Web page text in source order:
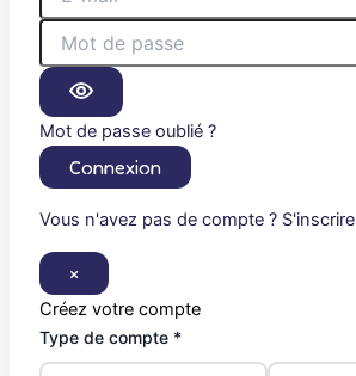
Mot de passe oublié ?
Connexion
Vous n'avez pas de compte ? S'inscrire
×
Créez votre compte
Type de compte *